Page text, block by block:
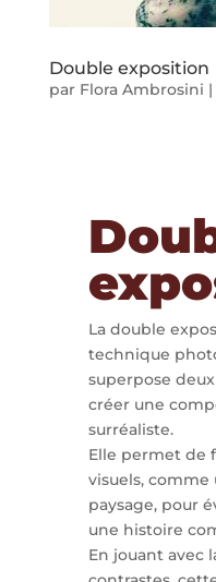
Double exposition
par Flora Ambrosini |
La double
technique
superpose
créer une
surréaliste.
Elle permet de
visuels,
paysage, pour
une histoire
En jouant avec